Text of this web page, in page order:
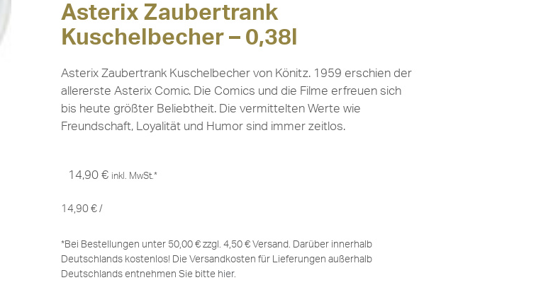
Asterix Zaubertrank
Kuschelbecher – 0,38l
Asterix Zaubertrank Kuschelbecher von Könitz. 1959 erschien der
allererste Asterix Comic. Die Comics und die Filme erfreuen sich
bis heute größter Beliebtheit. Die vermittelten Werte wie
Freundschaft, Loyalität und Humor sind immer zeitlos.
14,90 € inkl. MwSt.*
14,90 € /
*Bei Bestellungen unter 50,00 € zzgl. 4,50 € Versand. Darüber innerhalb
Deutschlands kostenlos! Die Versandkosten für Lieferungen außerhalb
Deutschlands entnehmen Sie bitte hier.